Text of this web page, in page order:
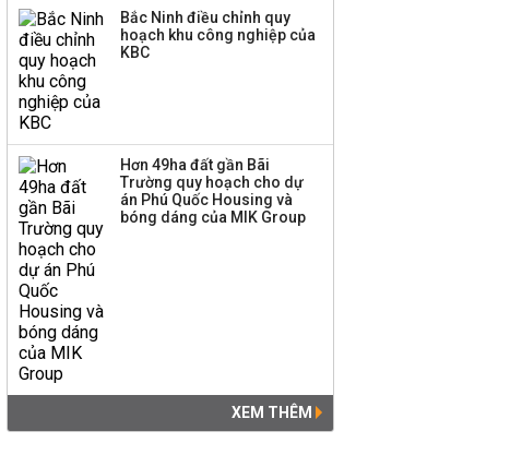
Bắc Ninh điều chỉnh quy
hoạch khu công nghiệp của
KBC
Hơn 49ha đất gần Bãi
Trường quy hoạch cho dự
án Phú Quốc Housing và
bóng dáng của MIK Group
XEM THÊM